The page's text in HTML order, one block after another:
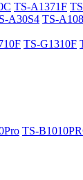
TS-A1371F
A30S4 TS-
TS-G1310F
TS-